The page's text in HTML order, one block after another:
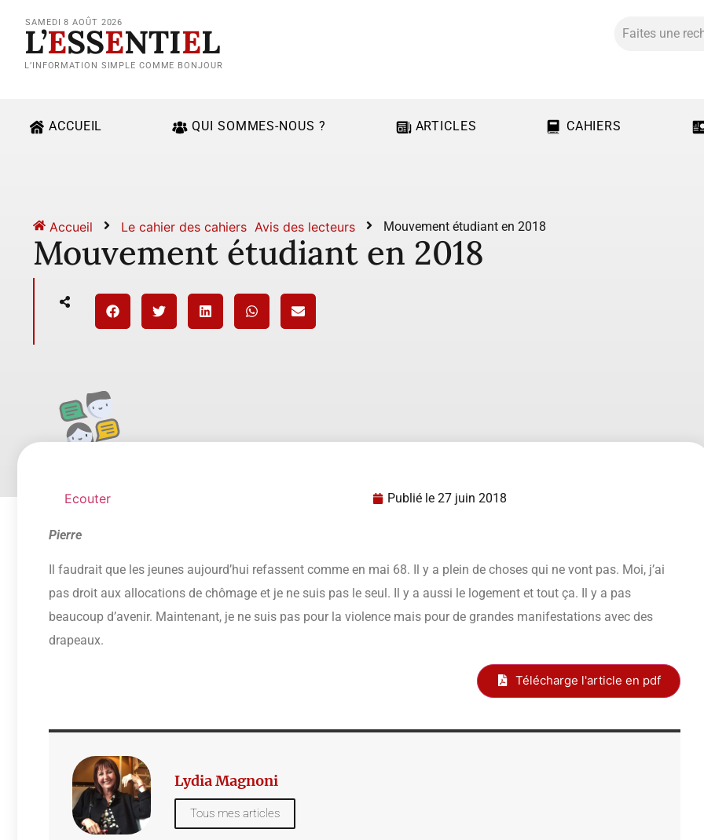
SAMEDI 8 AOÛT 2026
L’ESSENTIEL
L’INFORMATION SIMPLE COMME BONJOUR
ACCUEIL QUI SOMMES-NOUS ? ARTICLES CAHIERS
Accueil Le cahier des cahiers Avis des lecteurs Mouvement étudiant en 2018
Mouvement étudiant en 2018
Ecouter Publié le 27 juin 2018
Pierre
Il faudrait que les jeunes aujourd’hui refassent comme en mai 68. Il y a plein de choses qui ne vont pas. Moi, j’ai
pas droit aux allocations de chômage et je ne suis pas le seul. Il y a aussi le logement et tout ça. Il y a pas
beaucoup d’avenir. Maintenant, je ne suis pas pour la violence mais pour de grandes manifestations avec des
drapeaux.
Télécharge l'article en pdf
Lydia Magnoni
Tous mes articles